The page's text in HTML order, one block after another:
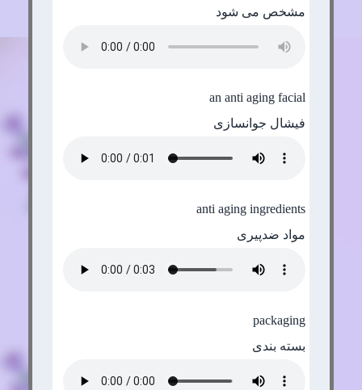
مشخص می شود
an anti aging facial
فیشال جوانسازی
anti aging ingredients
مواد ضدپیری
packaging
بسته بندی